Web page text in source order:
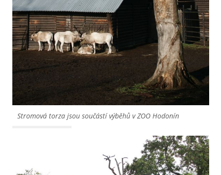
Stromová torza jsou součástí výběhů v ZOO Hodonín